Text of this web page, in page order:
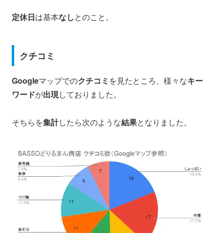
定休日は基本なしとのこと。
クチコミ
Googleマップでのクチコミ を見たところ、様々なキー
ワードが出現しておりました。
そちらを集計したら次のような結果となりました。